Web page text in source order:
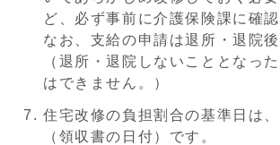
ど、必ず事前に介護保険課に確
なお、支給の申請は退所・退院後
（退所・退院しないこととなっ
はできません。）
住宅改修の負担割合の基準日は
（領収書の日付）です。